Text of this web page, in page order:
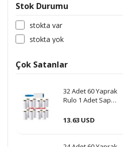
Stok Durumu
stokta var
stokta yok
Çok Satanlar
32 Adet 60 Yaprak
Rulo 1 Adet Sap
Tüy Alma Kedi Köpek
13.63 USD